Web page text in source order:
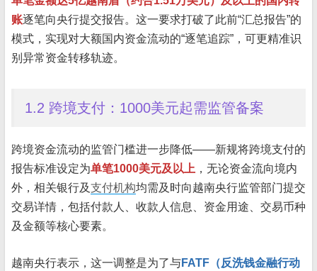
账逐笔向央行提交报告。这一要求打破了此前“汇总报告”的
模式，实现对大额国内资金流动的“逐笔追踪”，可更精准识
别异常资金转移轨迹。
1.2 跨境支付：1000美元起需监管备案
跨境资金流动的监管门槛进一步降低——新规将跨境支付的
报告标准设定为单笔1000美元及以上 ，无论资金流向境内
外，相关银行及支付机构均需及时向越南央行监管部门提交
交易详情，包括付款人、收款人信息、资金用途、交易币种
及金额等核心要素。
越南央行表示，这一调整是为了与FATF（反洗钱金融行动